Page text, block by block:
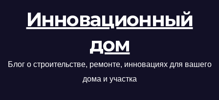
Инновационный
дом
Блог о строительстве, ремонте, инновациях для вашего
дома и участка